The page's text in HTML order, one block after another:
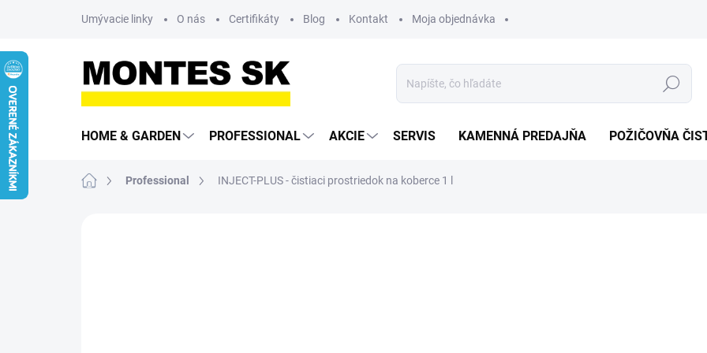
Umývacie linky O nás Certifikáty Blog Kontakt Moja objednávka
Hľadať
HOME & GARDEN PROFESSIONAL AKCIE SERVIS KAMENNÁ PREDAJŇA POŽIČOVŇA
DomovProfessional INJECT-PLUS - čistiaci prostriedok na koberce 1 l